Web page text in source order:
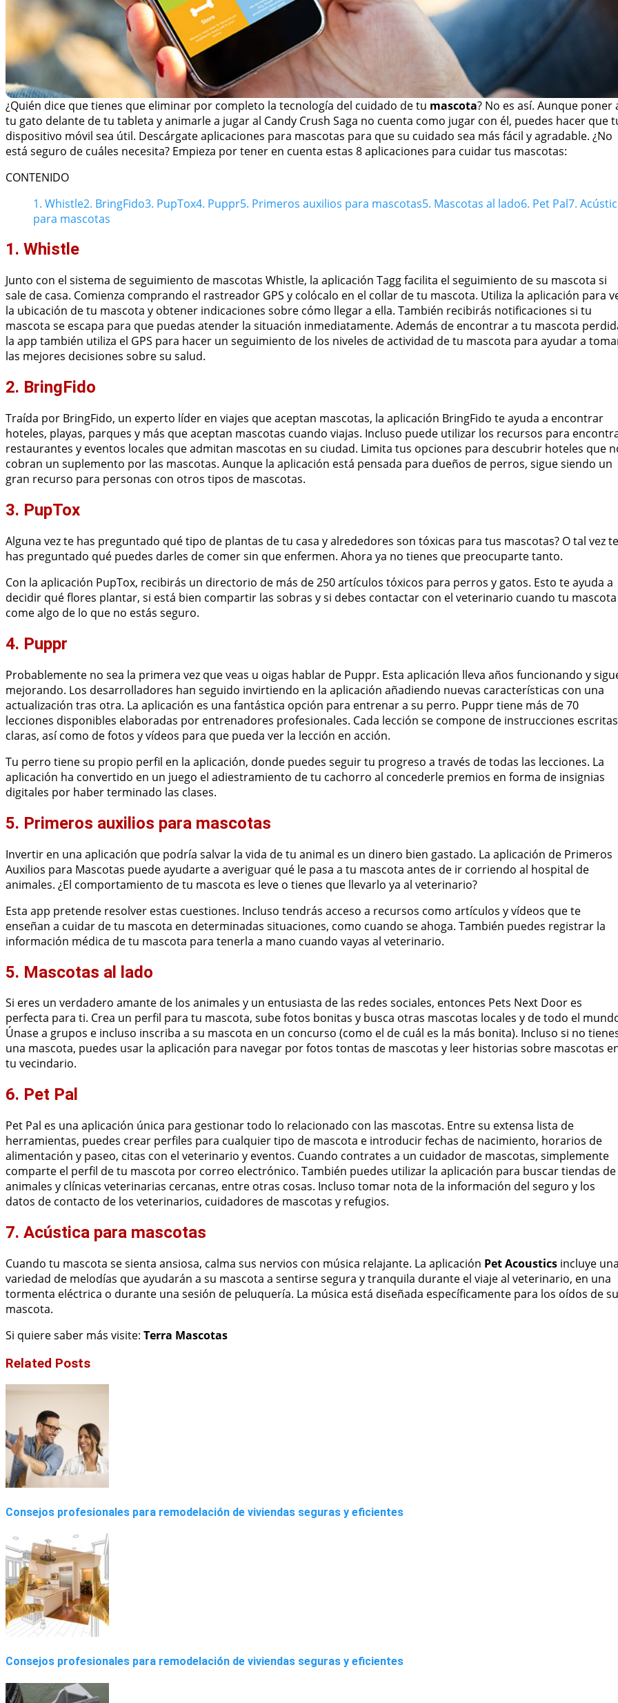
¿Quién dice que tienes que eliminar por completo la tecnología del cuidado de tu mascota? No es así. Aunque poner
tu gato delante de tu tableta y animarle a jugar al Candy Crush Saga no cuenta como jugar con él, puedes hacer que
dispositivo móvil sea útil. Descárgate aplicaciones para mascotas para que su cuidado sea más fácil y agradable. ¿No
está seguro de cuáles necesita? Empieza por tener en cuenta estas 8 aplicaciones para cuidar tus mascotas:
CONTENIDO
1. Whistle2. BringFido3. PupTox4. Puppr5. Primeros auxilios para mascotas5. Mascotas al lado6. Pet Pal7.
para mascotas
1. Whistle
Junto con el sistema de seguimiento de mascotas Whistle, la aplicación Tagg facilita el seguimiento de su mascota si
sale de casa. Comienza comprando el rastreador GPS y colócalo en el collar de tu mascota. Utiliza la aplicación para
la ubicación de tu mascota y obtener indicaciones sobre cómo llegar a ella. También recibirás notificaciones si tu
mascota se escapa para que puedas atender la situación inmediatamente. Además de encontrar a tu mascota
la app también utiliza el GPS para hacer un seguimiento de los niveles de actividad de tu mascota para ayudar a
las mejores decisiones sobre su salud.
2. BringFido
Traída por BringFido, un experto líder en viajes que aceptan mascotas, la aplicación BringFido te ayuda a encontrar
hoteles, playas, parques y más que aceptan mascotas cuando viajas. Incluso puede utilizar los recursos para
restaurantes y eventos locales que admitan mascotas en su ciudad. Limita tus opciones para descubrir hoteles que
cobran un suplemento por las mascotas. Aunque la aplicación está pensada para dueños de perros, sigue siendo un
gran recurso para personas con otros tipos de mascotas.
3. PupTox
Alguna vez te has preguntado qué tipo de plantas de tu casa y alrededores son tóxicas para tus mascotas? O tal vez te
has preguntado qué puedes darles de comer sin que enfermen. Ahora ya no tienes que preocuparte tanto.
Con la aplicación PupTox, recibirás un directorio de más de 250 artículos tóxicos para perros y gatos. Esto te ayuda a
decidir qué flores plantar, si está bien compartir las sobras y si debes contactar con el veterinario cuando tu mascota
come algo de lo que no estás seguro.
4. Puppr
Probablemente no sea la primera vez que veas u oigas hablar de Puppr. Esta aplicación lleva años funcionando y
mejorando. Los desarrolladores han seguido invirtiendo en la aplicación añadiendo nuevas características con una
actualización tras otra. La aplicación es una fantástica opción para entrenar a su perro. Puppr tiene más de 70
lecciones disponibles elaboradas por entrenadores profesionales. Cada lección se compone de instrucciones escritas
claras, así como de fotos y vídeos para que pueda ver la lección en acción.
Tu perro tiene su propio perfil en la aplicación, donde puedes seguir tu progreso a través de todas las lecciones. La
aplicación ha convertido en un juego el adiestramiento de tu cachorro al concederle premios en forma de insignias
digitales por haber terminado las clases.
5. Primeros auxilios para mascotas
Invertir en una aplicación que podría salvar la vida de tu animal es un dinero bien gastado. La aplicación de Primeros
Auxilios para Mascotas puede ayudarte a averiguar qué le pasa a tu mascota antes de ir corriendo al hospital de
animales. ¿El comportamiento de tu mascota es leve o tienes que llevarlo ya al veterinario?
Esta app pretende resolver estas cuestiones. Incluso tendrás acceso a recursos como artículos y vídeos que te
enseñan a cuidar de tu mascota en determinadas situaciones, como cuando se ahoga. También puedes registrar la
información médica de tu mascota para tenerla a mano cuando vayas al veterinario.
5. Mascotas al lado
Si eres un verdadero amante de los animales y un entusiasta de las redes sociales, entonces Pets Next Door es
perfecta para ti. Crea un perfil para tu mascota, sube fotos bonitas y busca otras mascotas locales y de todo el
Únase a grupos e incluso inscriba a su mascota en un concurso (como el de cuál es la más bonita). Incluso si no
una mascota, puedes usar la aplicación para navegar por fotos tontas de mascotas y leer historias sobre mascotas
tu vecindario.
6. Pet Pal
Pet Pal es una aplicación única para gestionar todo lo relacionado con las mascotas. Entre su extensa lista de
herramientas, puedes crear perfiles para cualquier tipo de mascota e introducir fechas de nacimiento, horarios de
alimentación y paseo, citas con el veterinario y eventos. Cuando contrates a un cuidador de mascotas, simplemente
comparte el perfil de tu mascota por correo electrónico. También puedes utilizar la aplicación para buscar tiendas de
animales y clínicas veterinarias cercanas, entre otras cosas. Incluso tomar nota de la información del seguro y los
datos de contacto de los veterinarios, cuidadores de mascotas y refugios.
7. Acústica para mascotas
Cuando tu mascota se sienta ansiosa, calma sus nervios con música relajante. La aplicación Pet Acoustics incluye
variedad de melodías que ayudarán a su mascota a sentirse segura y tranquila durante el viaje al veterinario, en una
tormenta eléctrica o durante una sesión de peluquería. La música está diseñada específicamente para los oídos de su
mascota.
Si quiere saber más visite: Terra Mascotas
Related Posts
Consejos profesionales para remodelación de viviendas seguras y eficientes
Consejos profesionales para remodelación de viviendas seguras y eficientes